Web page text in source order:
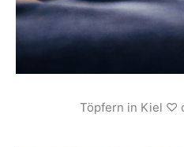
Töpfern in Kiel ♡